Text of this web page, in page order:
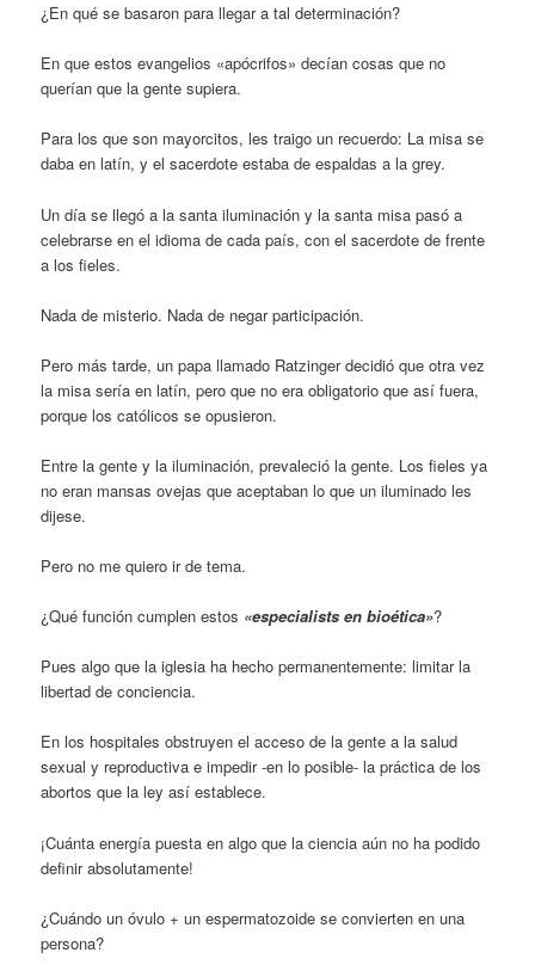
¿En qué se basaron para llegar a tal determinación?
En que estos evangelios «apócrifos» decían cosas que no
querían que la gente supiera.
Para los que son mayorcitos, les traigo un recuerdo: La misa se
daba en latín, y el sacerdote estaba de espaldas a la grey.
Un día se llegó a la santa iluminación y la santa misa pasó a
celebrarse en el idioma de cada país, con el sacerdote de frente
a los fieles.
Nada de misterio. Nada de negar participación.
Pero más tarde, un papa llamado Ratzinger decidió que otra vez
la misa sería en latín, pero que no era obligatorio que así fuera,
porque los católicos se opusieron.
Entre la gente y la iluminación, prevaleció la gente. Los fieles ya
no eran mansas ovejas que aceptaban lo que un iluminado les
dijese.
Pero no me quiero ir de tema.
¿Qué función cumplen estos «especialists en bioética»?
Pues algo que la iglesia ha hecho permanentemente: limitar la
libertad de conciencia.
En los hospitales obstruyen el acceso de la gente a la salud
sexual y reproductiva e impedir -en lo posible- la práctica de los
abortos que la ley así establece.
¡Cuánta energía puesta en algo que la ciencia aún no ha podido
definir absolutamente!
¿Cuándo un óvulo + un espermatozoide se convierten en una
persona?